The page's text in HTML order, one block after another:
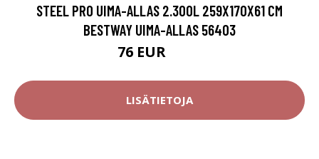
STEEL PRO UIMA-ALLAS 2.300L 259X170X61 CM
BESTWAY UIMA-ALLAS 56403
76 EUR
LISÄTIETOJA